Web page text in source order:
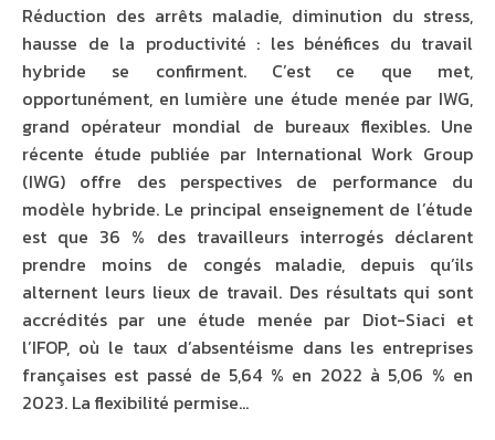
Réduction des arrêts maladie, diminution du stress,
hausse de la productivité : les bénéfices du travail
hybride se confirment. C’est ce que met,
opportunément, en lumière une étude menée par IWG,
grand opérateur mondial de bureaux flexibles. Une
récente étude publiée par International Work Group
(IWG) offre des perspectives de performance du
modèle hybride. Le principal enseignement de l’étude
est que 36 % des travailleurs interrogés déclarent
prendre moins de congés maladie, depuis qu’ils
alternent leurs lieux de travail. Des résultats qui sont
accrédités par une étude menée par Diot-Siaci et
l’IFOP, où le taux d’absentéisme dans les entreprises
françaises est passé de 5,64 % en 2022 à 5,06 % en
2023. La flexibilité permise…